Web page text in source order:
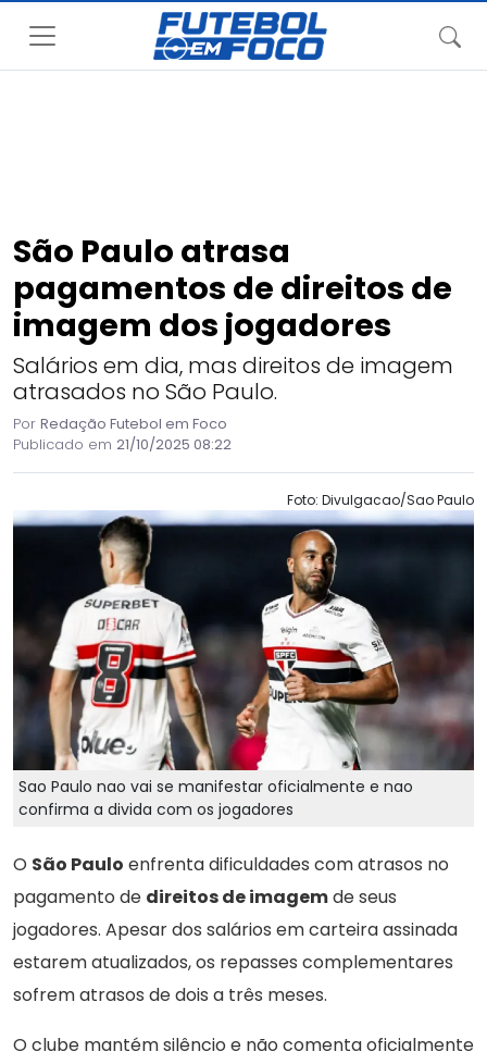
São Paulo atrasa
pagamentos de direitos de
imagem dos jogadores
Salários em dia, mas direitos de imagem
atrasados no São Paulo.
Por Redação Futebol em Foco
Publicado em 21/10/2025 08:22
Foto: Divulgacao/Sao Paulo
Sao Paulo nao vai se manifestar oficialmente e nao
confirma a divida com os jogadores
O São Paulo enfrenta dificuldades com atrasos no
pagamento de direitos de imagemde seus
jogadores. Apesar dos salários em carteira assinada
estarem atualizados, os repasses complementares
sofrem atrasos de dois a três meses.
O clube mantém silêncio e não comenta oficialmente